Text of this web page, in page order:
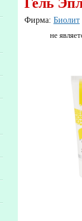
Фирма: Биолит
не